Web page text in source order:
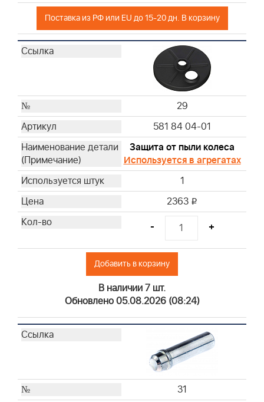
Поставка из РФ или EU до 15-20 дн. В корзину
29
581 84 04-01
Защита от пыли колеса
Используется в агрегатах
1
2363 i
- +
Добавить в корзину
В наличии 7 шт.
Обновлено 05.08.2026 (08:24)
31